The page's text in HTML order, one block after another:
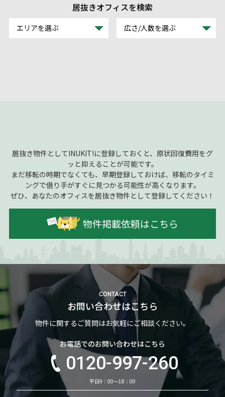
居抜きオフィスを検索
エリアを選ぶ 広さ/人数を選ぶ
居抜き物件としてINUKIT!に登録しておくと、原状回復費用をグ
ッと抑えることが可能です。
まだ移転の時期でなくても、早期登録しておけば、移転のタイミ
ングで借り手がすぐに見つかる可能性が高くなります。
ぜひ、あなたのオフィスを居抜き物件として登録してください！
物件掲載依頼はこちら
CONTACT
お問い合わせはこちら
物件に関するご質問はお気軽にご相談ください。
お電話でのお問い合わせはこちら
0120-997-260
平日9：00～18：00